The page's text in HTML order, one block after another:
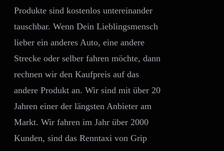
Produkte sind kostenlos untereinander
tauschbar. Wenn Dein Lieblingsmensch
lieber ein anderes Auto, eine andere
Strecke oder selber fahren möchte, dann
rechnen wir den Kaufpreis auf das
andere Produkt an. Wir sind mit über 20
Jahren einer der längsten Anbieter am
Markt. Wir fahren im Jahr über 2000
Kunden, sind das Renntaxi von Grip